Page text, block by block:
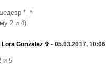
*_*
2 и 4)
Gonzalez ✞ - 05.03.2017, 10:06
и 5